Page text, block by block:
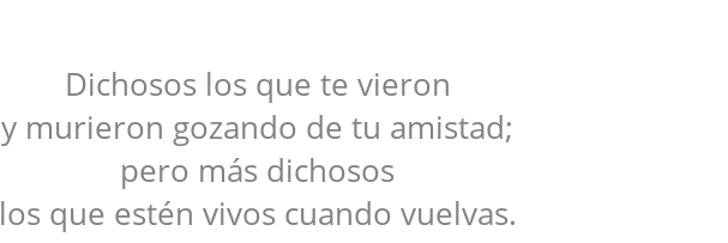
Dichosos los que te vieron
y murieron gozando de tu amistad;
pero más dichosos
los que estén vivos cuando vuelvas.